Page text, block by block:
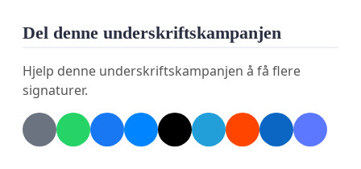
Del denne underskriftskampanjen
Hjelp denne underskriftskampanjen å få flere
signaturer.